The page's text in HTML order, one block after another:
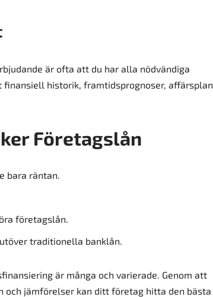
är ofta att du har alla nödvändiga
finansiell historik, framtidsprognoser, affärsplan
Företagslån
bara räntan.
företagslån.
traditionella banklån.
är många och varierade. Genom att
och jämförelser kan ditt företag hitta den bästa